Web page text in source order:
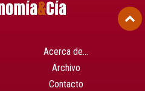
Acerca de…
Archivo
Contacto